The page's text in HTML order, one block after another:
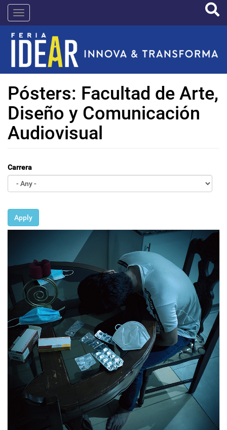
Pasar
contenido
principal
IDEAR
Pósters: Facultad de Arte,
Diseño y Comunicación
Audiovisual
Carrera
Apply